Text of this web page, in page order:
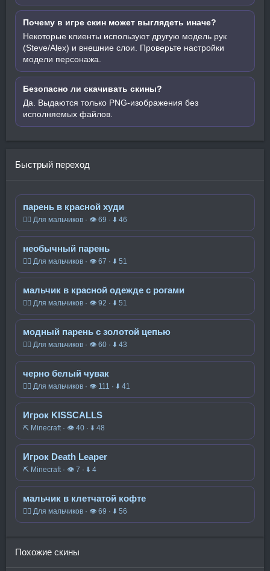
Почему в игре скин может выглядеть иначе?
Некоторые клиенты используют другую модель рук
(Steve/Alex) и внешние слои. Проверьте настройки
модели персонажа.
Безопасно ли скачивать скины?
Да. Выдаются только PNG-изображения без
исполняемых файлов.
Быстрый переход
парень в красной худи
🧍‍♂️ Для мальчиков · 👁 69 · ⬇ 46
необычный парень
🧍‍♂️ Для мальчиков · 👁 67 · ⬇ 51
мальчик в красной одежде с рогами
🧍‍♂️ Для мальчиков · 👁 92 · ⬇ 51
модный парень с золотой цепью
🧍‍♂️ Для мальчиков · 👁 60 · ⬇ 43
черно белый чувак
🧍‍♂️ Для мальчиков · 👁 111 · ⬇ 41
Игрок KISSCALLS
⛏️ Minecraft · 👁 40 · ⬇ 48
Игрок Death Leaper
⛏️ Minecraft · 👁 7 · ⬇ 4
мальчик в клетчатой кофте
🧍‍♂️ Для мальчиков · 👁 69 · ⬇ 56
Похожие скины